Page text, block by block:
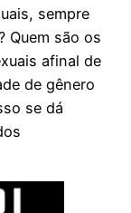
sempre
Quem são os
afinal de
de gênero
se dá